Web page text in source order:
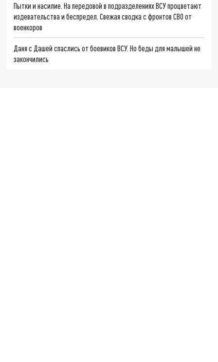
Пытки и насилие. На передовой в подразделениях ВСУ процветают
издевательства и беспредел. Свежая сводка с фронтов СВО от
военкоров
Даня с Дашей спаслись от боевиков ВСУ. Но беды для малышей не
закончились